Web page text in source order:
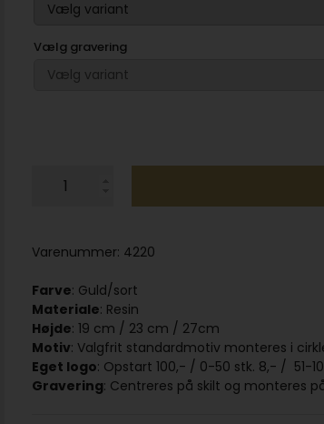
Vælg gravering
Varenummer: 4220
Farve: Guld/sort
Materiale: Resin
Højde: 19 cm / 23 cm / 27cm
Motiv: Valgfrit standardmotiv monteres i
Eget logo: Opstart 100,- / 0-50 stk. 8,- / 51-
Gravering: Centreres på skilt og monteres